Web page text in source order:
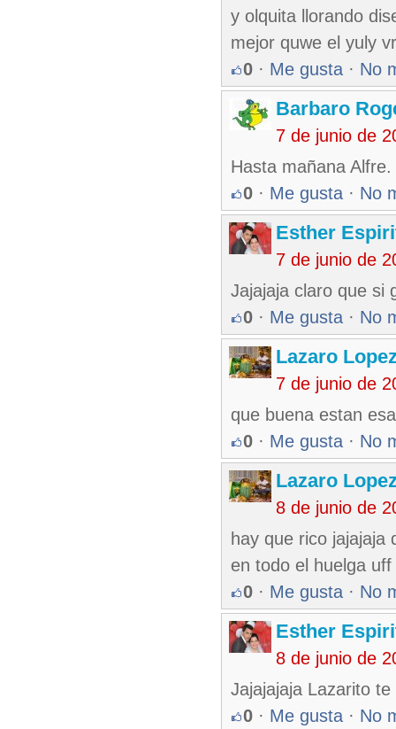
y olquita llorando
mejor quwe el yuly
0 · Me gusta · No
Barbaro
7 de junio de
Hasta mañana Alfre.
0 · Me gusta · No
Esther
7 de junio de
Jajajaja claro que si
0 · Me gusta · No
Lazaro
7 de junio de
que buena estan
0 · Me gusta · No
Lazaro
8 de junio de
hay que rico jajajaja
en todo el huelga uff
0 · Me gusta · No
Esther
8 de junio de
Jajajajaja Lazarito
0 · Me gusta · No